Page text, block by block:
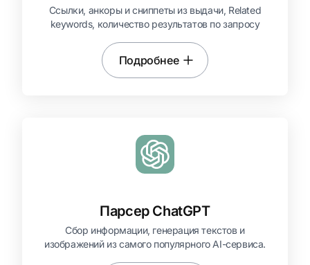
Ссылки, анкоры и сниппеты из выдачи, Related
keywords, количество результатов по запросу
Подробнее
Парсер ChatGPT
Сбор информации, генерация текстов и
изображений из самого популярного AI-сервиса.